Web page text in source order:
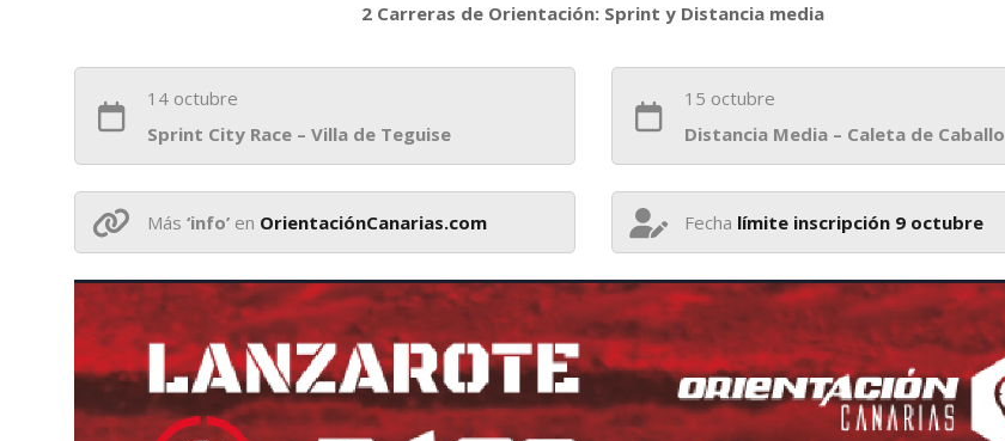
2 Carreras de Orientación: Sprint y Distancia media
14 octubre
Sprint City Race – Villa de Teguise
15 octubre
Distancia Media – Caleta de Caballo
Más ‘info’ en OrientaciónCanarias.com Fecha límite inscripción 9 octubre